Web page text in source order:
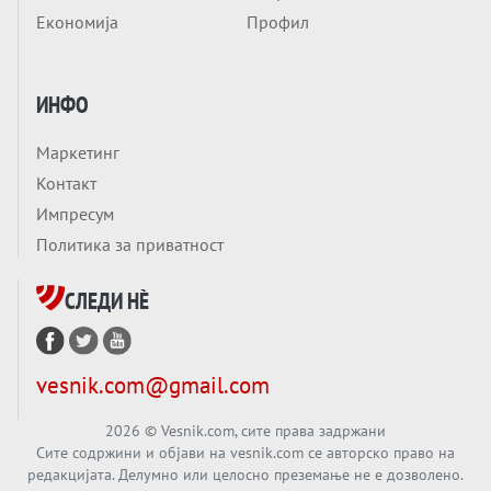
Заборавете ги премиерите, ОВА СЕ
ЛУЃЕТО ШТО РЕШАВААТ ЗА МИР, ВОЈНА,
европската уметност за уредување на
голем потрес?
Вечер тема
Што значи тоа за СТРАТЕШКИОТ ЈАЗИК
ВО СВЕТОТ?
Вечер тема
Економија
Профил
ИНФО
Маркетинг
Контакт
Импресум
Политика за приватност
СЛЕДИ НÈ
vesnik.com@gmail.com
2026 © Vesnik.com, сите права задржани
Сите содржини и објави на vesnik.com се авторско право на
редакцијата. Делумно или целосно преземање не е дозволено.